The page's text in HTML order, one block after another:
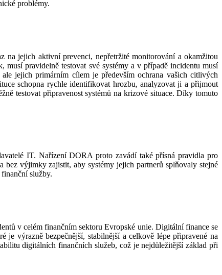
problémy.
jejich aktivní prevenci, nepřetržité monitorování a okamžitou
pravidelně testovat své systémy a v případě incidentu musí
jejich primárním cílem je především ochrana vašich citlivých
schopna rychle identifikovat hrozbu, analyzovat ji a přijmout
testovat připravenost systémů na krizové situace. Díky tomuto
IT. Nařízení DORA proto zavádí také přísná pravidla pro
bez výjimky zajistit, aby systémy jejich partnerů splňovaly stejné
služby.
v celém finančním sektoru Evropské unie. Digitální finance se
výrazně bezpečnější, stabilnější a celkově lépe připravené na
digitálních finančních služeb, což je nejdůležitější základ při